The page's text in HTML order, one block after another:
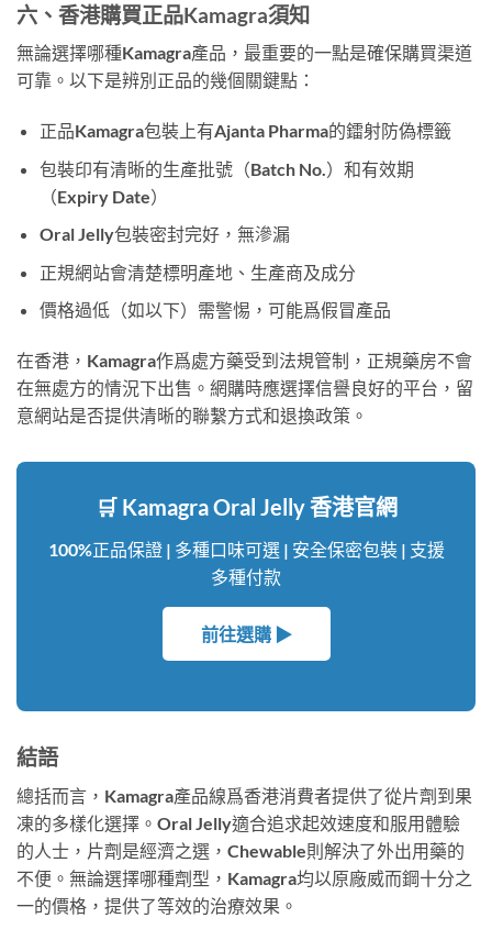
六、香港購買正品Kamagra須知
無論選擇哪種Kamagra產品，最重要的一點是確保購買渠道
可靠。以下是辨別正品的幾個關鍵點：
正品Kamagra包裝上有Ajanta Pharma的鐳射防偽標籤
包裝印有清晰的生產批號（Batch No.）和有效期
（Expiry Date）
Oral Jelly包裝密封完好，無滲漏
正規網站會清楚標明產地、生產商及成分
價格過低（如以下）需警惕，可能爲假冒產品
在香港，Kamagra作爲處方藥受到法規管制，正規藥房不會
在無處方的情況下出售。網購時應選擇信譽良好的平台，留
意網站是否提供清晰的聯繫方式和退換政策。
🛒 Kamagra Oral Jelly 香港官網
100%正品保證 | 多種口味可選 | 安全保密包裝 | 支援
多種付款
前往選購 ▶
結語
總括而言，Kamagra產品線爲香港消費者提供了從片劑到果
凍的多樣化選擇。Oral Jelly適合追求起效速度和服用體驗
的人士，片劑是經濟之選，Chewable則解決了外出用藥的
不便。無論選擇哪種劑型，Kamagra均以原廠威而鋼十分之
一的價格，提供了等效的治療效果。